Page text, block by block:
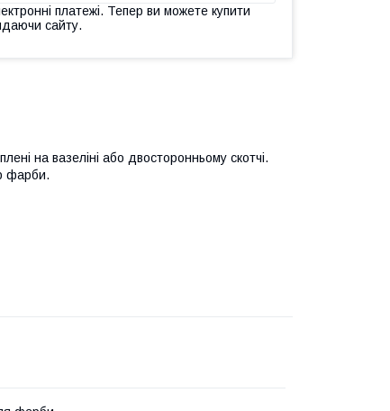
платежі. Тепер ви можете купити
сайту.
на вазеліні або двосторонньому скотчі.
фарби.